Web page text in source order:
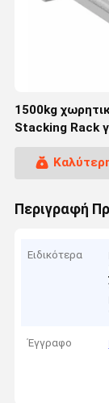
1500kg
Stacking Rack
Περιγραφή
Ειδικότερα
Έγγραφο